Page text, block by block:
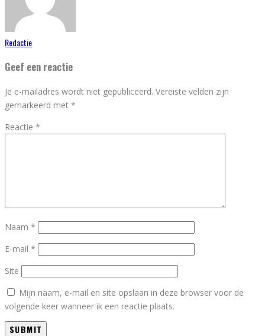
Redactie
Geef een reactie
Je e-mailadres wordt niet gepubliceerd. Vereiste velden zijn
gemarkeerd met *
Reactie *
Naam *
E-mail *
Site
Mijn naam, e-mail en site opslaan in deze browser voor de
volgende keer wanneer ik een reactie plaats.